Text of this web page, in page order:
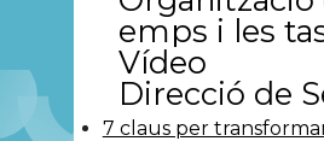
emps i les
Vídeo
Direcció de
7 claus per